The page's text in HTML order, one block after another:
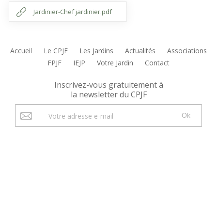
Jardinier-Chef jardinier.pdf
Accueil Le CPJF Les Jardins Actualités
Associations
FPJF
IEJP Votre Jardin Contact
Inscrivez-vous gratuitement à
la newsletter du CPJF
Ok